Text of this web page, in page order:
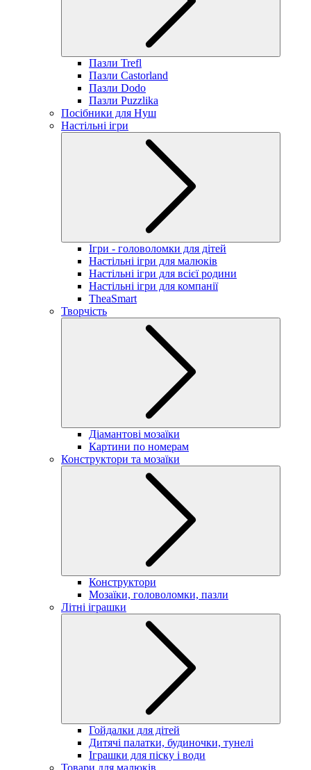
Пазли Trefl
Пазли Castorland
Пазли Dodo
Пазли Puzzlika
Посібники для Нуш
Настільні ігри
Ігри - головоломки для дітей
Настільні ігри для малюків
Настільні ігри для всієї родини
Настільні ігри для компанії
TheaSmart
Творчість
Діамантові мозаїки
Картини по номерам
Конструктори та мозаїки
Конструктори
Мозаїки, головоломки, пазли
Літні іграшки
Гойдалки для дітей
Дитячі палатки, будиночки, тунелі
Іграшки для піску і води
Товари для малюків